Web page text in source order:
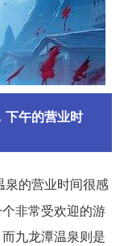
下午的营业时
泉的营业时间很感
非常受欢迎的游
九龙潭温泉则是